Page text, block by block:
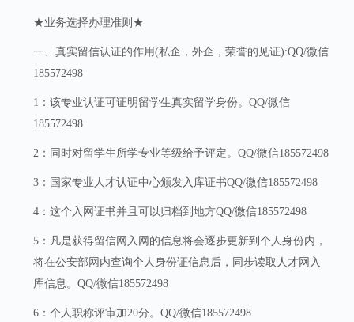
★业务选择办理准则★
一、真实留信认证的作用(私企，外企，荣誉的见证):QQ/微信
185572498
1：该专业认证可证明留学生真实留学身份。QQ/微信
185572498
2：同时对留学生所学专业等级给予评定。QQ/微信185572498
3：国家专业人才认证中心颁发入库证书QQ/微信185572498
4：这个入网证书并且可以归档到地方QQ/微信185572498
5：凡是获得留信网入网的信息将会逐步更新到个人身份内，
将在公安部网内查询个人身份证信息后，同步读取人才网入
库信息。QQ/微信185572498
6：个人职称评审加20分。QQ/微信185572498